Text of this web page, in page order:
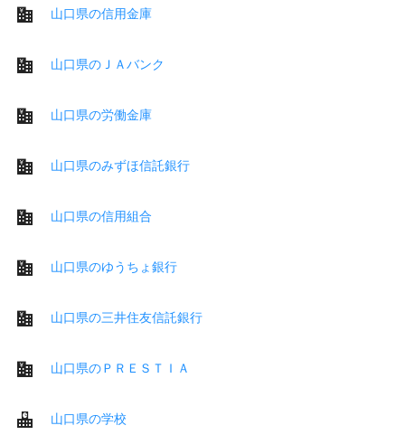
山口県の信用金庫
山口県のＪＡバンク
山口県の労働金庫
山口県のみずほ信託銀行
山口県の信用組合
山口県のゆうちょ銀行
山口県の三井住友信託銀行
山口県のＰＲＥＳＴＩＡ
山口県の学校